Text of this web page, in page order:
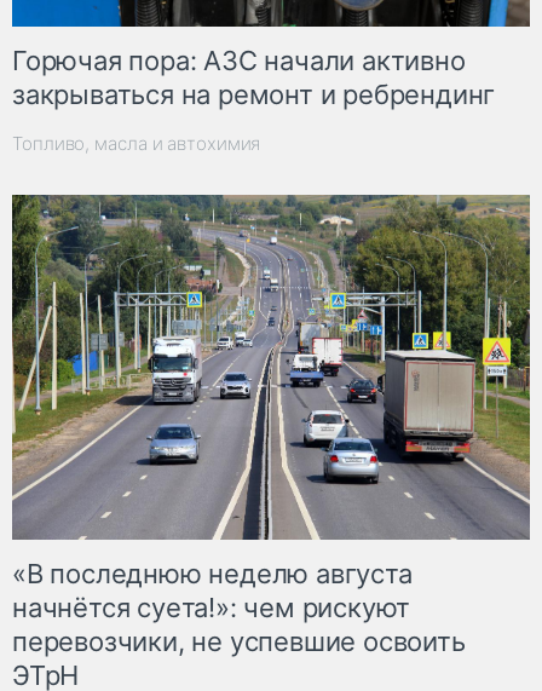
Горючая пора: АЗС начали активно
закрываться на ремонт и ребрендинг
Топливо, масла и автохимия
«В последнюю неделю августа
начнётся суета!»: чем рискуют
перевозчики, не успевшие освоить
ЭТрН